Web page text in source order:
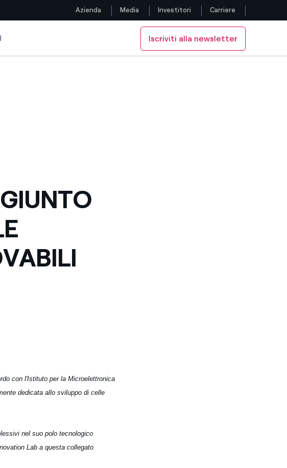
Seguici
Azienda Media Investitori Carriere
Iscriviti alla newsletter
RINNOVABILI
TECNOLOGIE RINNOVABILI
con l'Istituto per la Microelettronica
dedicata allo sviluppo di celle
nel suo polo tecnologico
Lab a questa collegato